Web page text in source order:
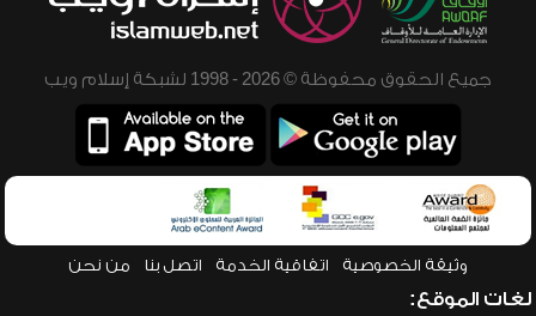
جميع الحقوق محفوظة © 2026 - 1998 لشبكة إسلام ويب
وثيقة الخصوصية اتفاقية الخدمة اتصل بنا من نحن
لغات الموقع: